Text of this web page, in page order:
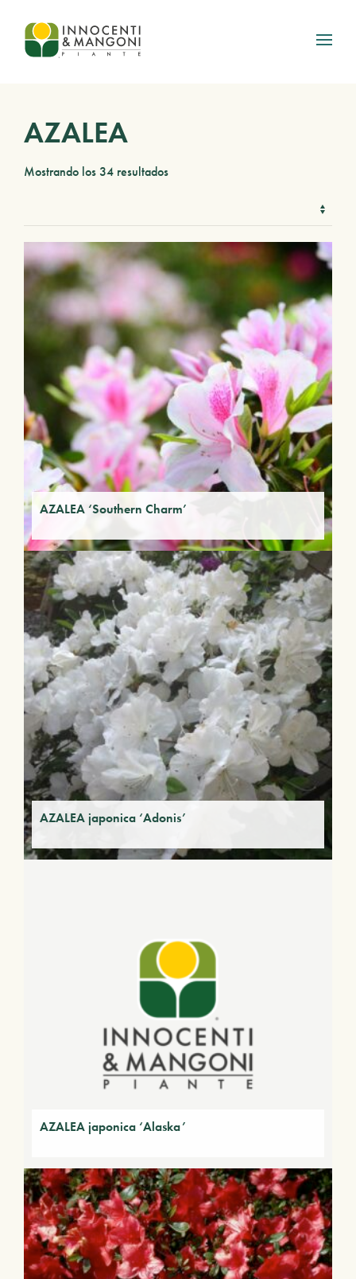
Skip to main content
AZALEA
Mostrando los 34 resultados
AZALEA ‘Southern Charm’
AZALEA japonica ‘Adonis’
AZALEA japonica ‘Alaska’